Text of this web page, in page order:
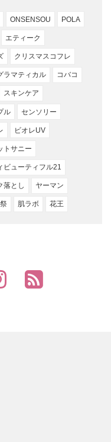
ONSENSOU POLA
エティーク
クリスマスコフレ
ラマティカル コバコ
スキンケア
ル センソリー
ビオレUV
トサニー
ビューティフル21
落とし ヤーマン
肌ラボ 花王